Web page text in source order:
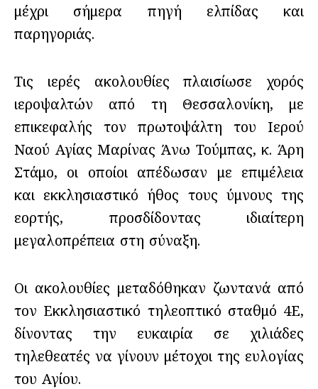
μέχρι σήμερα πηγή ελπίδας και
παρηγοριάς.
Τις ιερές ακολουθίες πλαισίωσε χορός
ιεροψαλτών από τη Θεσσαλονίκη, με
επικεφαλής τον πρωτοψάλτη του Ιερού
Ναού Αγίας Μαρίνας Άνω Τούμπας, κ. Άρη
Στάμο, οι οποίοι απέδωσαν με επιμέλεια
και εκκλησιαστικό ήθος τους ύμνους της
εορτής, προσδίδοντας ιδιαίτερη
μεγαλοπρέπεια στη σύναξη.
Οι ακολουθίες μεταδόθηκαν ζωντανά από
τον Εκκλησιαστικό τηλεοπτικό σταθμό 4Ε,
δίνοντας την ευκαιρία σε χιλιάδες
τηλεθεατές να γίνουν μέτοχοι της ευλογίας
του Αγίου.